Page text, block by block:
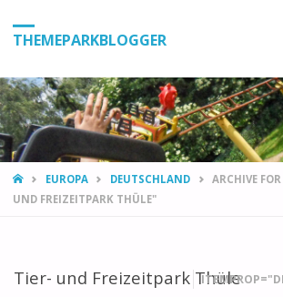
THEMEPARKBLOGGER
HOMEEUROPA DEUTSCHLAND
ARCHIVE
UND FREIZEITPARK THÜLE"
Tier- und Freizeitpark Thüle